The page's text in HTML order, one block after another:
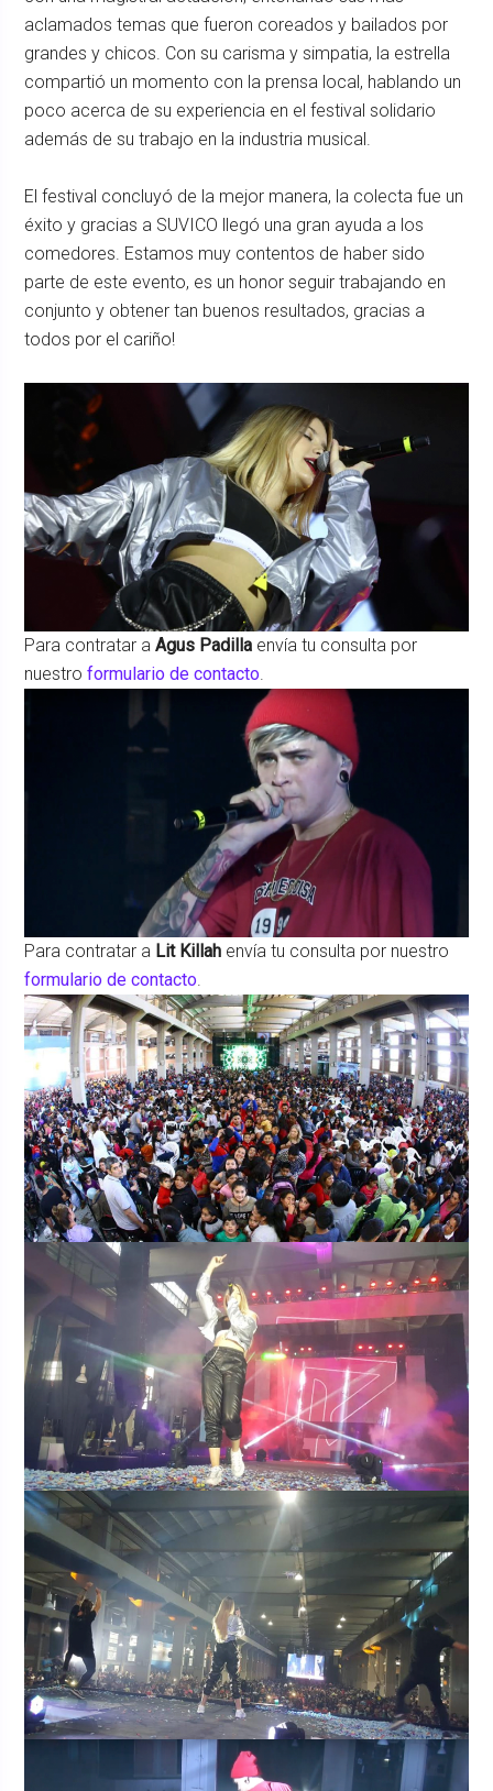
aclamados temas que fueron coreados y bailados por
grandes y chicos. Con su carisma y simpatia, la estrella
compartió un momento con la prensa local, hablando un
poco acerca de su experiencia en el festival solidario
además de su trabajo en la industria musical.
El festival concluyó de la mejor manera, la colecta fue un
éxito y gracias a SUVICO llegó una gran ayuda a los
comedores. Estamos muy contentos de haber sido
parte de este evento, es un honor seguir trabajando en
conjunto y obtener tan buenos resultados, gracias a
todos por el cariño!
Para contratar aAgus Padilla envía tu consulta por
nuestroformulario de contacto
Para contratar a Lit Killah envía tu consulta por nuestro
formulario de contacto